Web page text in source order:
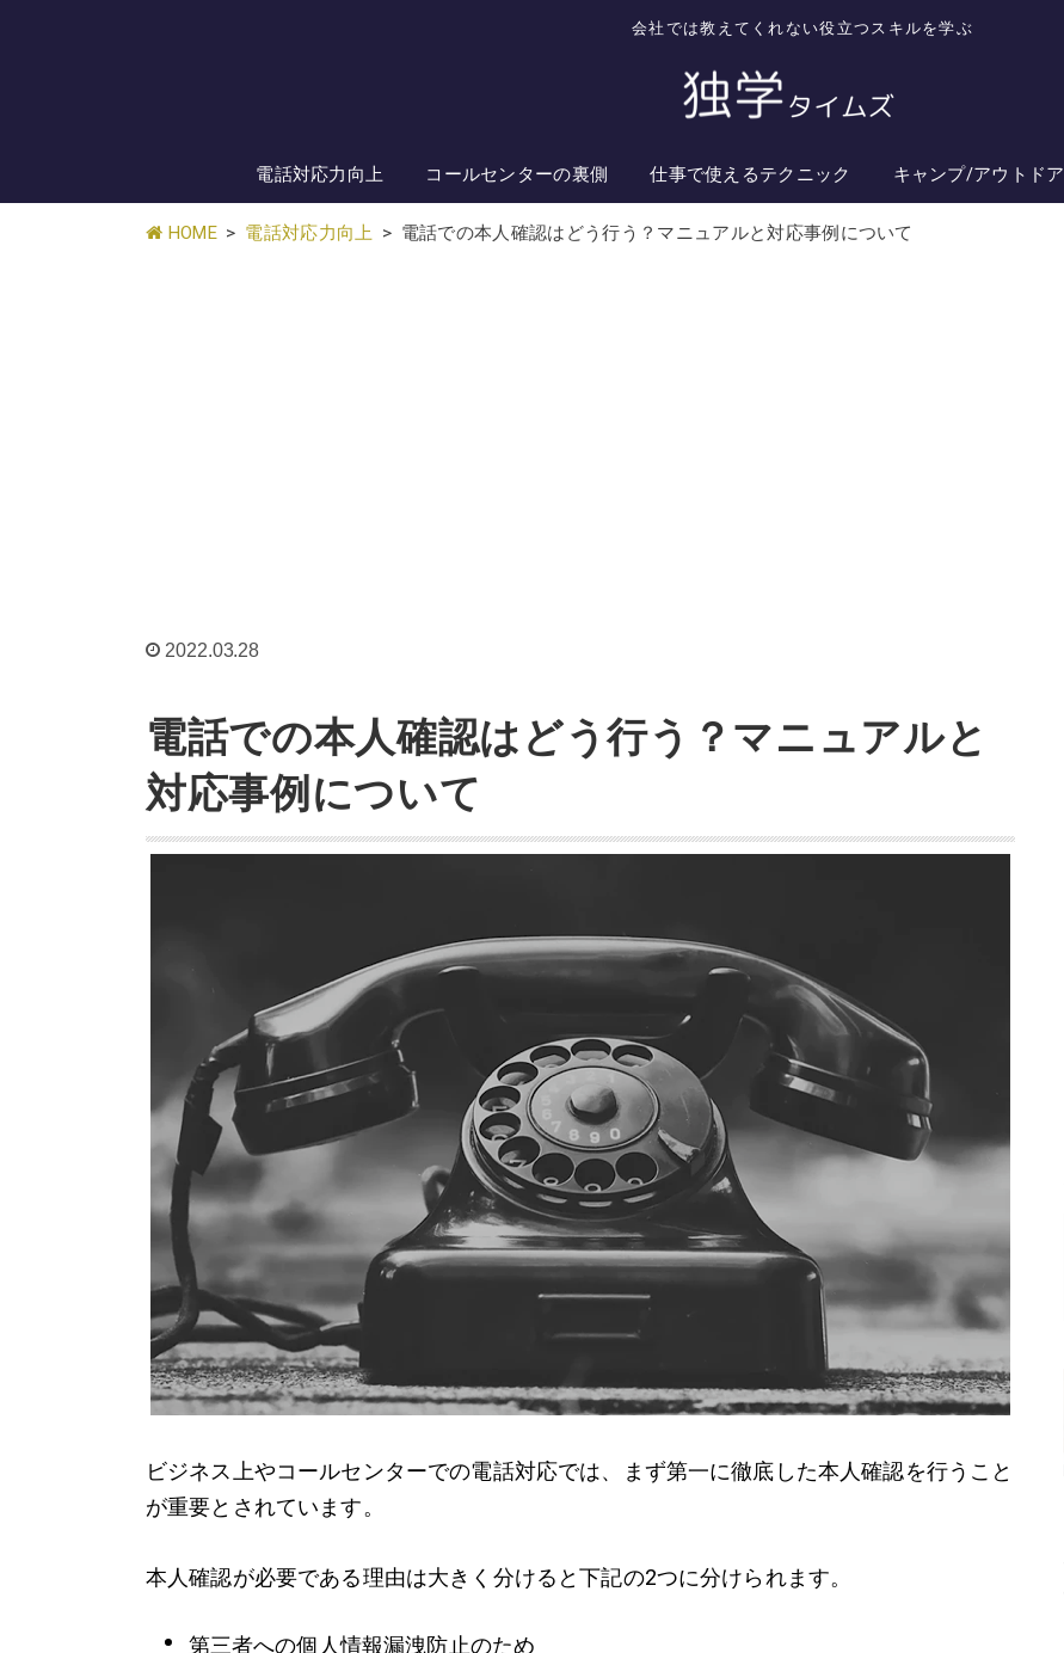
会社では教えてくれない役立つスキルを学ぶ
電話対応力向上 コールセンターの裏側 仕事で使えるテクニック キャンプ/アウトドア
HOME 電話対応力向上 電話での本人確認はどう行う？マニュアルと対応事例について
2022.03.28
電話での本人確認はどう行う？マニュアルと
対応事例について
ビジネス上やコールセンターでの電話対応では、まず第一に徹底した本人確認を行うこと
が重要とされています。
本人確認が必要である理由は大きく分けると下記の2つに分けられます。
第三者への個人情報漏洩防止のため